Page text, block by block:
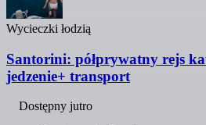
Wycieczki łodzią
Santorini: półprywatny rejs
jedzenie+ transport
Dostępny jutro